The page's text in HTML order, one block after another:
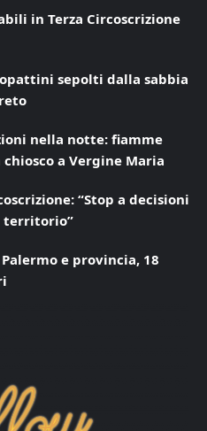
in Terza Circoscrizione
sepolti dalla sabbia
nella notte: fiamme
a Vergine Maria
“Stop a decisioni
territorio”
e provincia, 18